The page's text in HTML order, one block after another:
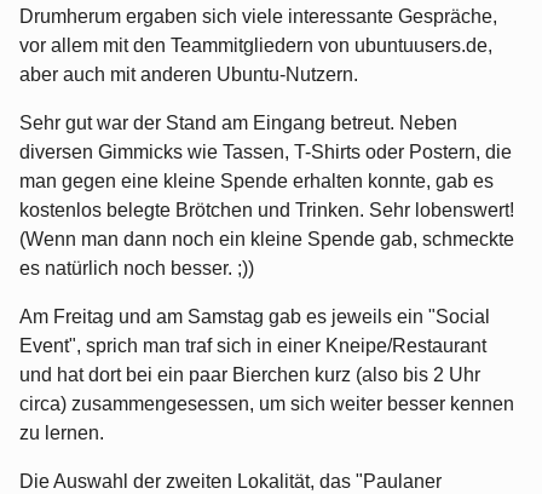
Drumherum ergaben sich viele interessante Gespräche,
vor allem mit den Teammitgliedern von ubuntuusers.de,
aber auch mit anderen Ubuntu-Nutzern.
Sehr gut war der Stand am Eingang betreut. Neben
diversen Gimmicks wie Tassen, T-Shirts oder Postern, die
man gegen eine kleine Spende erhalten konnte, gab es
kostenlos belegte Brötchen und Trinken. Sehr lobenswert!
(Wenn man dann noch ein kleine Spende gab, schmeckte
es natürlich noch besser. ;))
Am Freitag und am Samstag gab es jeweils ein "Social
Event", sprich man traf sich in einer Kneipe/Restaurant
und hat dort bei ein paar Bierchen kurz (also bis 2 Uhr
circa) zusammengesessen, um sich weiter besser kennen
zu lernen.
Die Auswahl der zweiten Lokalität, das "Paulaner